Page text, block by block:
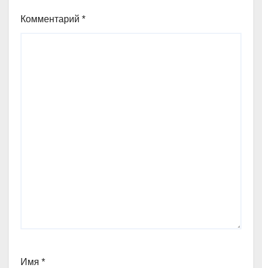
Комментарий *
Имя *